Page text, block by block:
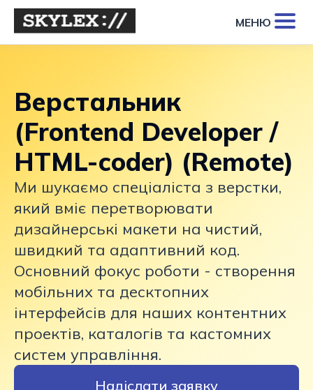
МЕНЮ
Верстальник
(Frontend Developer /
HTML-coder) (Remote)
Ми шукаємо спеціаліста з верстки,
який вміє перетворювати
дизайнерські макети на чистий,
швидкий та адаптивний код.
Основний фокус роботи - створення
мобільних та десктопних
інтерфейсів для наших контентних
проектів, каталогів та кастомних
систем управління.
Надіслати заявку